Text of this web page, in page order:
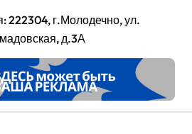
222304, г.Молодечно, ул.
д.3А